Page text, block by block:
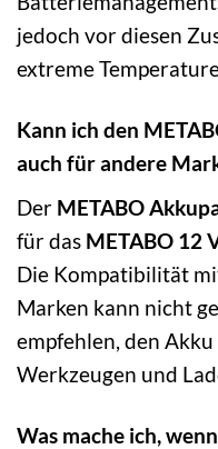
jedoch vor diesen
extreme
Kann ich den
auch für andere
Der METABO
für das METABO 12
Die Kompatibilität
Marken kann nicht
empfehlen, den
Werkzeugen und
Was mache ich,